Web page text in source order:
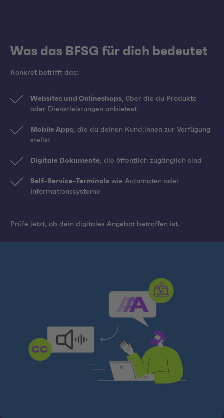
Was das BFSG für dich bedeutet
Konkret betrifft das:
Websites und Onlineshops, über die du Produkte
oder Dienstleistungen anbietest
Mobile Apps, die du deinen Kund:innen zur Verfügung
stellst
Digitale Dokumente, die öffentlich zugänglich sind
Self-Service-Terminals wie Automaten oder
Informationssysteme
Prüfe jetzt, ob dein digitales Angebot betroffen ist.